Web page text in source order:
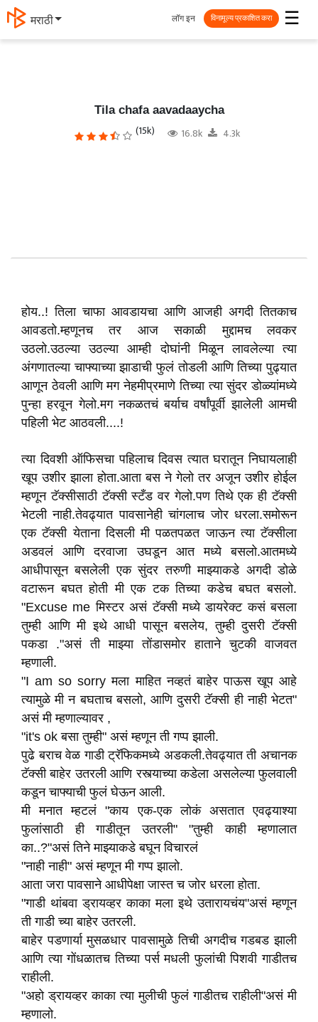
मराठी ☰
लॉग इन विनामूल्य प्रकाशित करा
Tila chafa aavadaaycha
(15k) 16.8k 4.3k
होय..! तिला चाफा आवडायचा आणि आजही अगदी तितकाच
आवडतो.म्हणूनच तर आज सकाळी मुद्दामच लवकर
उठलो.उठल्या उठल्या आम्ही दोघांनी मिळून लावलेल्या त्या
अंगणातल्या चाफ्याच्या झाडाची फुलं तोडली आणि तिच्या पुढ्यात
आणून ठेवली आणि मग नेहमीप्रमाणे तिच्या त्या सुंदर डोळ्यांमध्ये
पुन्हा हरवून गेलो.मग नकळतचं बर्याच वर्षांपूर्वी झालेली आमची
पहिली भेट आठवली....!
त्या दिवशी ऑफिसचा पहिलाच दिवस त्यात घरातून निघायलाही
खूप उशीर झाला होता.आता बस ने गेलो तर अजून उशीर होईल
म्हणून टॅक्सीसाठी टॅक्सी स्टँड वर गेलो.पण तिथे एक ही टॅक्सी
भेटली नाही.तेवढ्यात पावसानेही चांगलाच जोर धरला.समोरून
एक टॅक्सी येताना दिसली मी पळतपळत जाऊन त्या टॅक्सीला
अडवलं आणि दरवाजा उघडून आत मध्ये बसलो.आतमध्ये
आधीपासून बसलेली एक सुंदर तरुणी माझ्याकडे अगदी डोळे
वटारून बघत होती मी एक टक तिच्या कडेच बघत बसलो.
"Excuse me मिस्टर असं टॅक्सी मध्ये डायरेक्ट कसं बसला
तुम्ही आणि मी इथे आधी पासून बसलेय, तुम्ही दुसरी टॅक्सी
पकडा ."असं ती माझ्या तोंडासमोर हाताने चुटकी वाजवत
म्हणाली.
"I am so sorry मला माहित नव्हतं बाहेर पाऊस खूप आहे
त्यामुळे मी न बघताच बसलो‌, आणि दुसरी टॅक्सी ही नाही भेटत"
असं मी म्हणाल्यावर ,
"it's ok बसा तुम्ही" असं म्हणून ती गप्प झाली.
पुढे बराच वेळ गाडी ट्रॅफिकमध्ये अडकली.तेवढ्यात ती अचानक
टॅक्सी बाहेर उतरली‌ आणि रस्त्याच्या कडेला असलेल्या फुलवाली
कडून चाफ्याची फुलं घेऊन आली.
मी मनात म्हटलं "काय एक-एक लोकं असतात एवढ्याश्या
फुलांसाठी ही गाडीतून उतरली" "तुम्ही काही म्हणालात
का..?"असं तिने माझ्याकडे बघून विचारलं
"नाही नाही" असं म्हणून मी गप्प झालो.
आता जरा पावसाने आधीपेक्षा जास्त च जोर धरला होता.
"गाडी थांबवा ड्रायव्हर काका मला इथे उतारायचंय"असं म्हणून
ती गाडी च्या बाहेर उतरली.
बाहेर पडणार्या मुसळधार पावसामुळे तिची अगदीच गडबड झाली
आणि त्या गोंधळातच तिच्या पर्स मधली फुलांची पिशवी गाडीतच
राहीली.
"अहो ड्रायव्हर काका त्या मुलीची फुलं गाडीतच राहीली"असं मी
म्हणालो.